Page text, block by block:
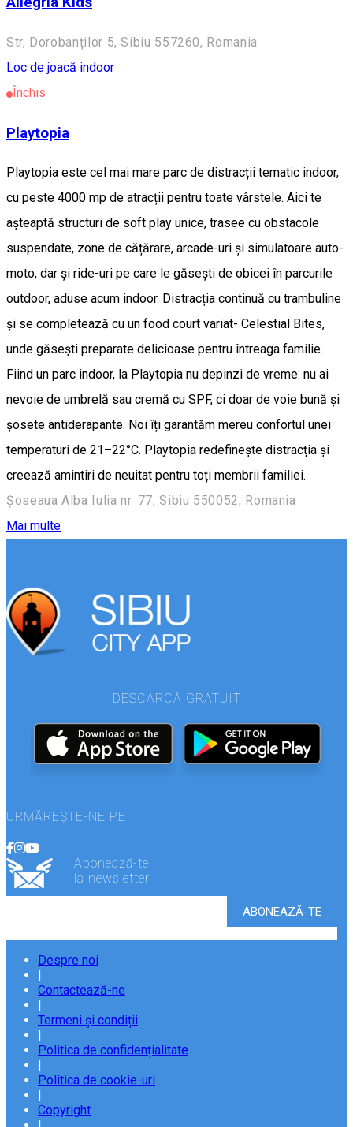
Str, Dorobanților 5, Sibiu 557260, Romania
Loc de joacă indoor
Închis
Playtopia
Playtopia este cel mai mare parc de distracții tematic indoor,
cu peste 4000 mp de atracții pentru toate vârstele. Aici te
așteaptă structuri de soft play unice, trasee cu obstacole
suspendate, zone de cățărare, arcade-uri și simulatoare auto-
moto, dar și ride-uri pe care le găsești de obicei în parcurile
outdoor, aduse acum indoor. Distracția continuă cu trambuline
și se completează cu un food court variat- Celestial Bites,
unde găsești preparate delicioase pentru întreaga familie.
Fiind un parc indoor, la Playtopia nu depinzi de vreme: nu ai
nevoie de umbrelă sau cremă cu SPF, ci doar de voie bună și
șosete antiderapante. Noi îți garantăm mereu confortul unei
temperaturi de 21–22°C. Playtopia redefinește distracția și
creează amintiri de neuitat pentru toți membrii familiei.
Șoseaua Alba Iulia nr. 77, Sibiu 550052, Romania
Mai multe
DESCARCĂ GRATUIT
URMĂREȘTE-NE PE
Abonează-te
la newsletter
Despre noi
Contactează-ne
Termeni și condiții
Politica de confidențialitate
Politica de cookie-uri
Copyright